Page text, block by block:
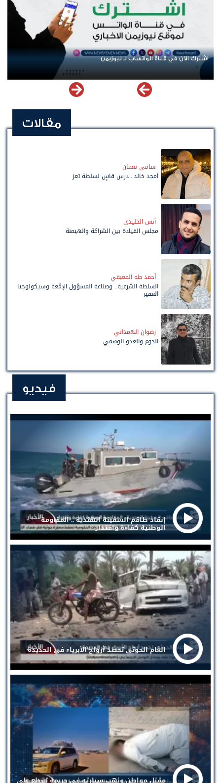
اشترك الآن في قناة الواتساب لـ نيوزيمن
مقالات
سامي نعمان
أمجد خالد.. درس قاسٍ لسلطة تعز
أنس الخليدي
مجلس القيادة بين الشراكة والهيمنة
أحمد طه المعبقي
السلطة الشرعية.. وصناعة المسؤول الإمّعة وسيكولوجيا
الغفير
رضوان الهمداني
الجوع والعدو الوهمي
فيديو
إنقاذ طاقم السفينة الهندية .. المقاومة
الوطنية كفاءة واقتدار
الغام الحوثي تحصد أرواح الأبرياء في الحديدة
مقتل مواطن ونهب سيارته في جريمة تقطع على